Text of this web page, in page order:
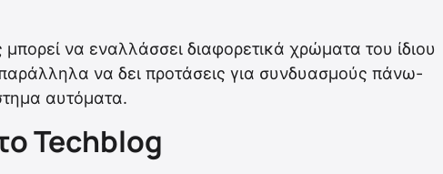
να εναλλάσσει διαφορετικά χρώματα του ίδιου
να δει προτάσεις για συνδυασμούς πάνω-
αυτόματα.
Techblog